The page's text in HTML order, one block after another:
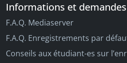
Informations et demandes
F.A.Q. Mediaserver
F.A.Q. Enregistrements par
Conseils aux étudiant-es sur